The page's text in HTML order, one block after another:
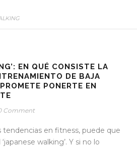
EN QUÉ CONSISTE LA
DE BAJA
PONERTE EN
Comment
tendencias en fitness, puede que
walking’. Y si no lo